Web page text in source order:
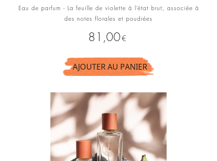
Eau de parfum - La feuille de violette à l’état brut, associée à
des notes florales et poudrées
Prix
81,00€
AJOUTER AU PANIER